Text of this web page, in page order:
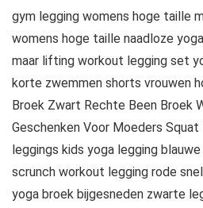
gym legging womens hoge taille
womens hoge taille naadloze
maar lifting workout legging set
korte zwemmen shorts vrouwen
Broek Zwart Rechte Been Broek
Geschenken Voor Moeders
leggings kids yoga legging
scrunch workout legging rode
yoga broek bijgesneden zwarte